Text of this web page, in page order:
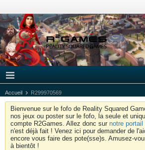
Accueil R299970569
Bienvenue sur le fofo de Reality Squared
nos jeux ou poster sur le fofo, la seule et
compte R2Games. Allez donc sur notre portail
n'est déjà fait ! Venez ici pour demander de
encore vous faire des pote(sse)s. Amusez-
à bientôt !